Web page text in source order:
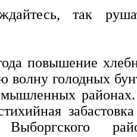
так
повышение
волну голодных